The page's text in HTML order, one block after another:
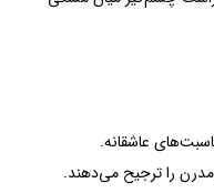
عاشقانه.
مدرن را ترجیح می‌دهند.